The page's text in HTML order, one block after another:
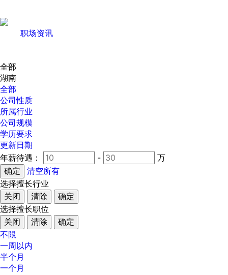
职场资讯
全部
湖南
全部
公司性质
所属行业
公司规模
学历要求
更新日期
年薪待遇：
-
万
清空所有
选择擅长行业
关闭
清除
确定
选择擅长职位
关闭
清除
确定
不限
一周以内
半个月
一个月